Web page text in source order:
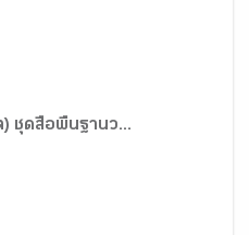
ชุดสื่อพื้นฐานว...